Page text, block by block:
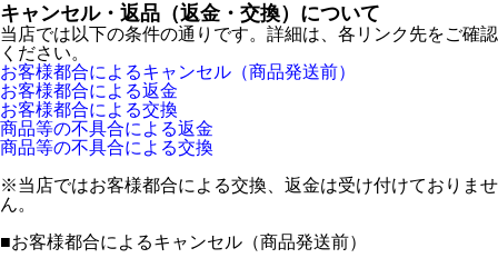
キャンセル・返品（返金・交換）について
当店では以下の条件の通りです。詳細は、各リンク先をご確認
ください。
お客様都合によるキャンセル（商品発送前）
お客様都合による返金
お客様都合による交換
商品等の不具合による返金
商品等の不具合による交換
※当店ではお客様都合による交換、返金は受け付けておりませ
ん。
■お客様都合によるキャンセル（商品発送前）